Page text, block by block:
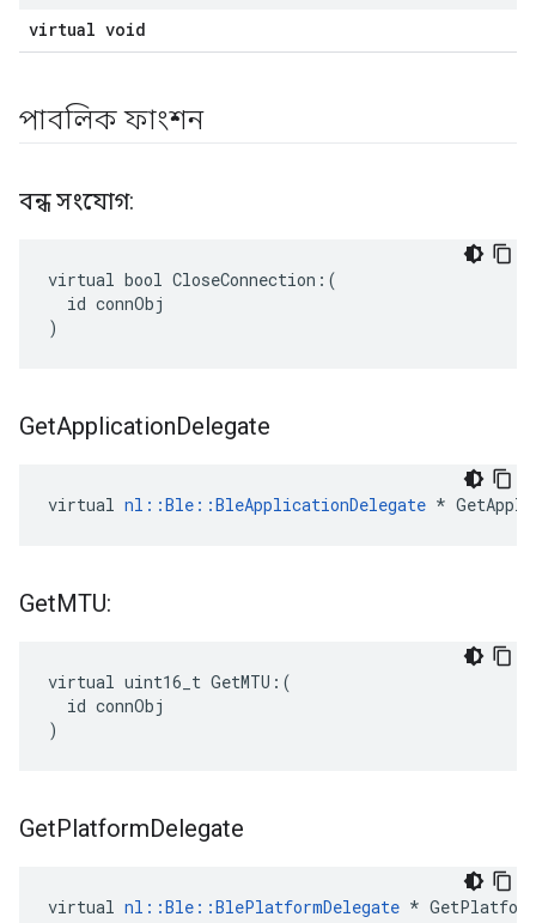
virtual void
পাবলিক ফাংশন
বন্ধ সংযোগ:
virtual bool CloseConnection:(
  id connObj
)
GetApplicationDelegate
virtual nl::Ble::BleApplicationDelegate *
GetMTU:
virtual uint16_t GetMTU:(
  id connObj
)
GetPlatformDelegate
virtual nl::Ble::BlePlatformDelegate *